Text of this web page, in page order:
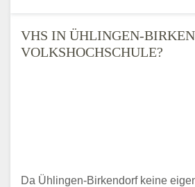
VHS IN ÜHLINGEN-
VOLKSHOCHSCHULE?
Da Ühlingen-Birkendorf keine